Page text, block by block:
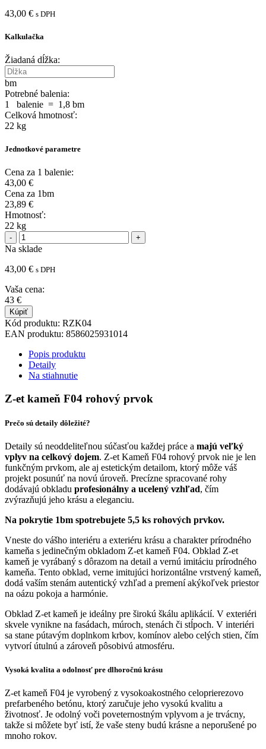
43,00 € s DPH
Kalkulačka
Žiadaná dĺžka:
bm
Potrebné balenia:
1
balenie = 1,8 bm
Celková hmotnosť:
22 kg
Jednotkové parametre
Cena za 1 balenie:
43,00 €
Cena za 1bm
23,89 €
Hmotnosť:
22 kg
Na sklade
43,00 € s DPH
Vaša cena:
43 €
Kúpiť
Kód produktu: RZK04
EAN produktu: 8586025931014
Popis produktu
Detaily
Na stiahnutie
Z-et kameň F04 rohový prvok
Prečo sú detaily dôležité?
Detaily sú neoddeliteľnou súčasťou každej práce a majú veľký
vplyv na celkový dojem. Z-et Kameň F04 rohový prvok nie je len
funkčným prvkom, ale aj estetickým detailom, ktorý môže váš
projekt posunúť na novú úroveň. Precízne spracované rohy
dodávajú obkladu profesionálny a ucelený vzhľad, čím
zvýrazňujú jeho krásu a eleganciu.
Na pokrytie 1bm spotrebujete 5,5 ks rohových prvkov.
Vneste do vášho interiéru a exteriéru krásu a charakter prírodného
kameňa s jedinečným obkladom Z-et kameň F04. Obklad Z-et
kameň je vyrábaný s dôrazom na detail a vernú imitáciu prírodného
kameňa. Tento obklad, verne imitujúci horizontálne vrstvený kameň,
dodá vaším stenám autentický vzhľad a premení akýkoľvek priestor
na oázu pokoja a harmónie.
Obklad Z-et kameň je ideálny pre širokú škálu aplikácií. V exteriéri
skvele vynikne na fasádach, múroch, stenách či stĺpoch. V interiéri
sa stane pútavým doplnkom krbov, komínov alebo celých stien, čím
vytvorí útulnú a zároveň pôsobivú atmosféru.
Vysoká kvalita a odolnosť pre dlhoročnú krásu
Z-et kameň F04 je vyrobený z vysokoakostného celoprierezovo
prefarbeného betónu, ktorý zaručuje jeho vysokú kvalitu a
životnosť. Je odolný voči poveternostným vplyvom a je trvácny,
takže si môžete byť istí, že vaše steny budú krásne a neporušené po
mnoho rokov.